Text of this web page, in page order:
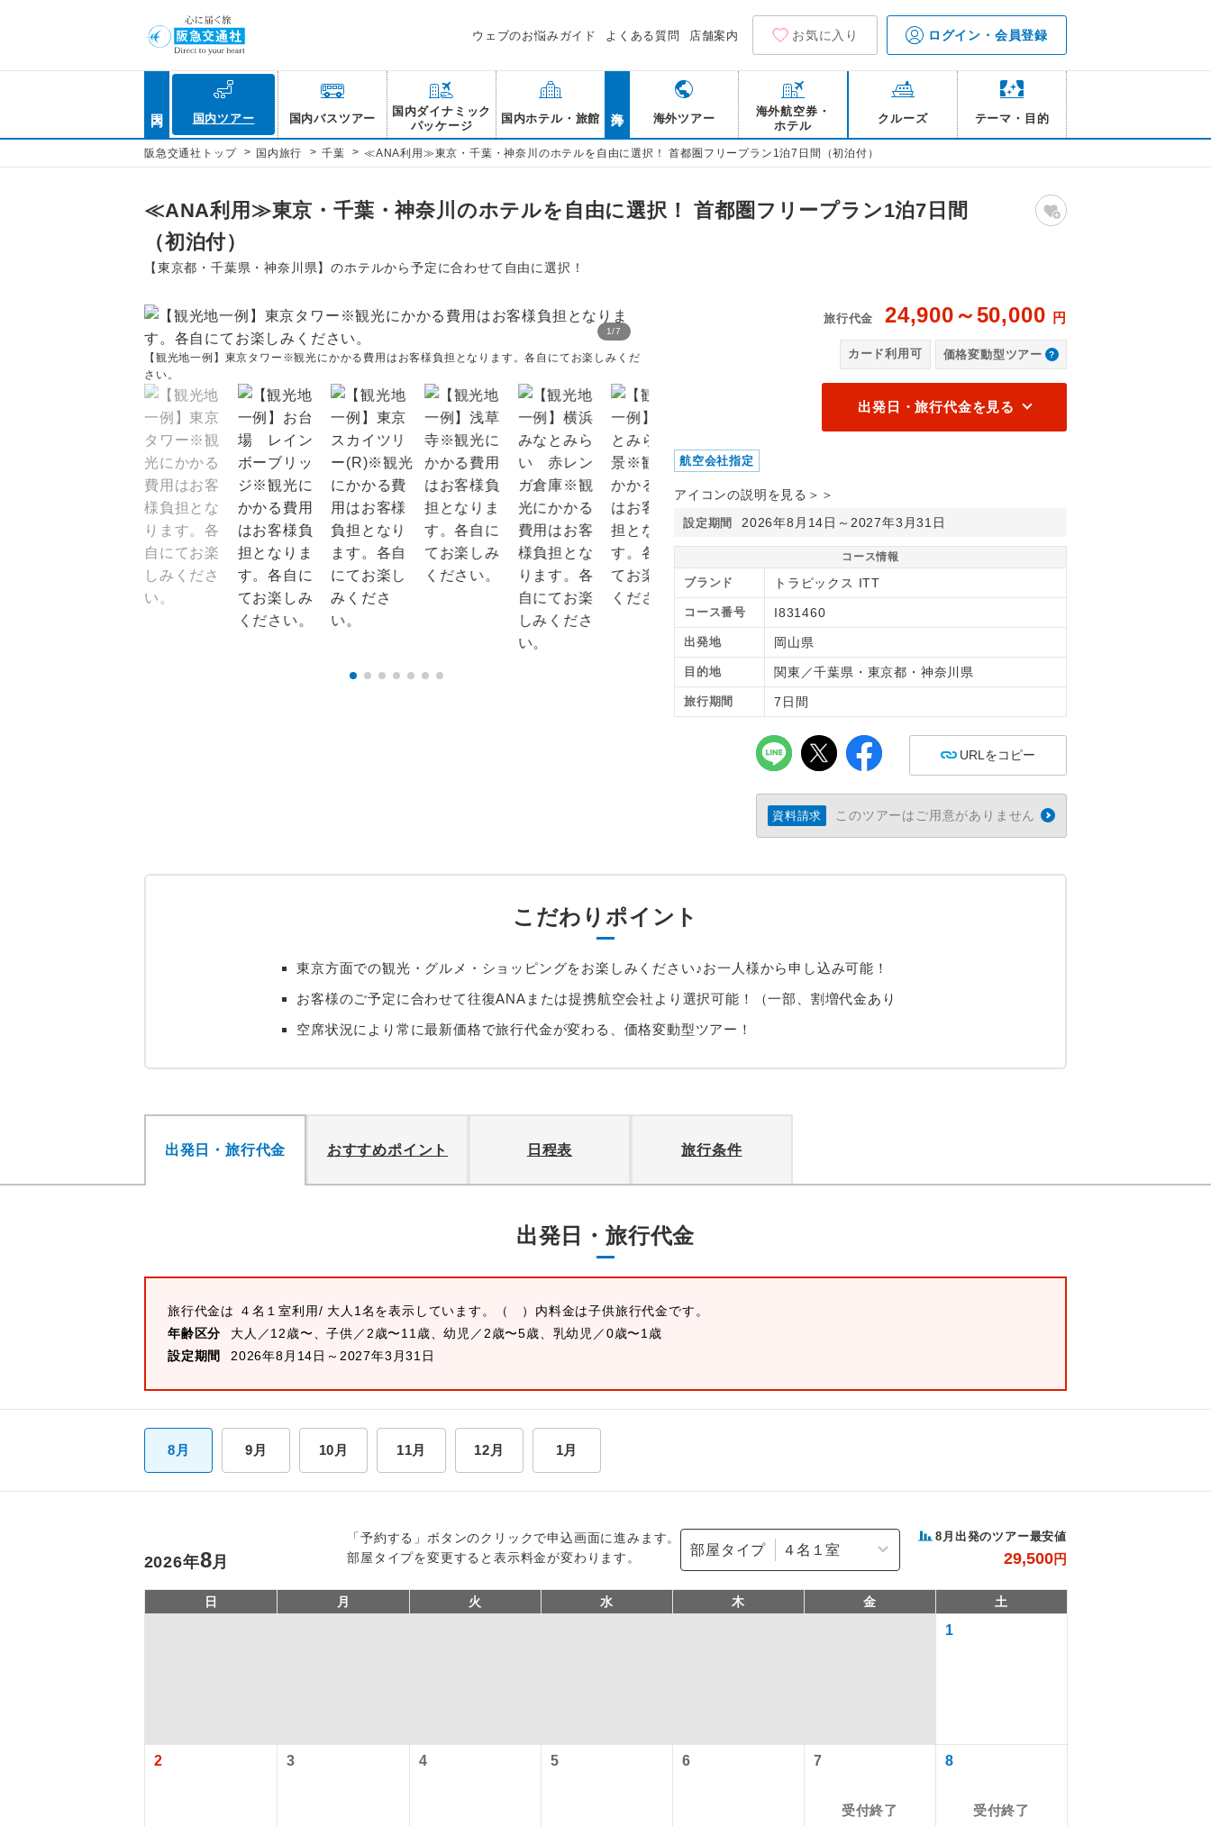
ウェブのお悩みガイド よくある質問 店舗案内 お気に入り ログイン・会員登録
国内ツアー 国内バスツアー
国内ダイナミック
パッケージ
国内ホテル・旅館 海外ツアー
海外航空券・
ホテル
クルーズ テーマ・目的
阪急交通社トップ > 国内旅行 > 千葉 > ≪ANA利用≫東京・千葉・神奈川のホテルを自由に選択！ 首都圏フリープラン1泊7日間（初泊付）
≪ANA利用≫東京・千葉・神奈川のホテルを自由に選択！ 首都圏フリープラン1泊7日間
（初泊付）
【東京都・千葉県・神奈川県】のホテルから予定に合わせて自由に選択！
1/7
【観光地一例】東京タワー※観光にかかる費用はお客様負担となります。各自にてお楽しみくだ
さい。
【観光地一例】お台場 レインボーブリッジ※観光にかかる費用はお客様負担となります。各自
旅行代金 24,900～50,000 円
カード利用可 価格変動型ツアー
出発日・旅行代金を見る
航空会社指定
アイコンの説明を見る＞＞
設定期間 2026年8月14日～2027年3月31日
コース情報
ブランド トラピックス ITT
コース番号 I831460
出発地 岡山県
目的地 関東／千葉県・東京都・神奈川県
旅行期間 7日間
URLをコピー
資料請求 このツアーはご用意がありません
こだわりポイント
東京方面での観光・グルメ・ショッピングをお楽しみください♪お一人様から申し込み可能！
お客様のご予定に合わせて往復ANAまたは提携航空会社より選択可能！（一部、割増代金あり
空席状況により常に最新価格で旅行代金が変わる、価格変動型ツアー！
出発日・旅行代金 おすすめポイント 日程表 旅行条件
出発日・旅行代金
旅行代金は ４名１室利用/ 大人1名を表示しています。
（ ）内料金は子供旅行代金です。
年齢区分
大人／12歳〜、子供／2歳〜11歳、幼児／2歳〜5歳、乳幼児／0歳〜1歳
設定期間
2026年8月14日～2027年3月31日
8月 9月 10月 11月 12月 1月
「予約する」ボタンのクリックで申込画面に進みます。
部屋タイプを変更すると表示料金が変わります。
部屋タイプ
8 月出発のツアー最安値
29,500円
2026年8月
日 月 火 水 木 金 土
1
2 3 4 5 6 7
受付終了
8
受付終了